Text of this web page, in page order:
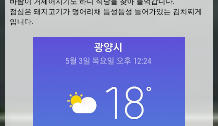
점심은 돼지고기가 덩어리채 듬성듬성 들어가있는 김치찌게
입니다.